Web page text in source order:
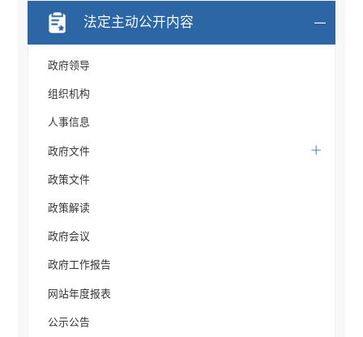
法定主动公开内容
政府领导
组织机构
人事信息
政府文件
政策文件
政策解读
政府会议
政府工作报告
网站年度报表
公示公告